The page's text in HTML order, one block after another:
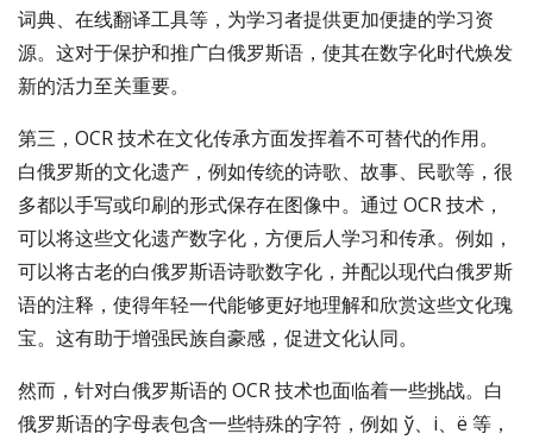
词典、在线翻译工具等，为学习者提供更加便捷的学习资
源。这对于保护和推广白俄罗斯语，使其在数字化时代焕发
新的活力至关重要。
第三，OCR 技术在文化传承方面发挥着不可替代的作用。
白俄罗斯的文化遗产，例如传统的诗歌、故事、民歌等，很
多都以手写或印刷的形式保存在图像中。通过 OCR 技术，
可以将这些文化遗产数字化，方便后人学习和传承。例如，
可以将古老的白俄罗斯语诗歌数字化，并配以现代白俄罗斯
语的注释，使得年轻一代能够更好地理解和欣赏这些文化瑰
宝。这有助于增强民族自豪感，促进文化认同。
然而，针对白俄罗斯语的 OCR 技术也面临着一些挑战。白
俄罗斯语的字母表包含一些特殊的字符，例如 ў、і、ё 等，